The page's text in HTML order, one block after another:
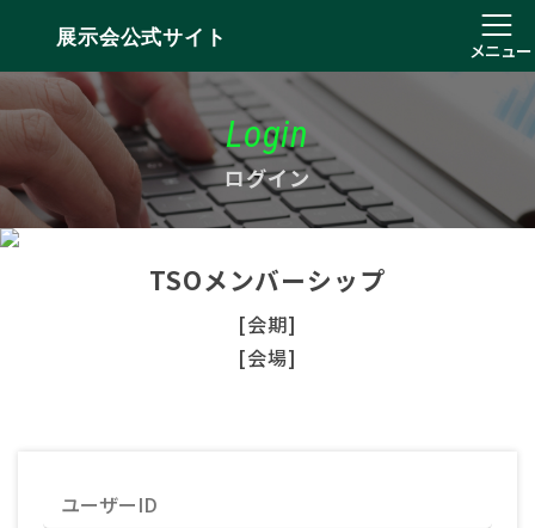
展示会公式サイト
メニュー
Login
ログイン
TSOメンバーシップ
[会期]
[会場]